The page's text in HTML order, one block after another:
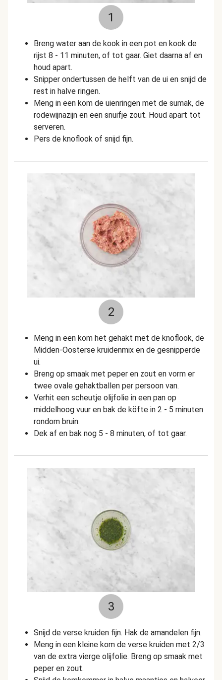
1
Breng water aan de kook in een pot en kook de
rijst 8 - 11 minuten, of tot gaar. Giet daarna af en
houd apart.
Snipper ondertussen de helft van de ui en snijd de
rest in halve ringen.
Meng in een kom de uienringen met de sumak, de
rodewijnazijn en een snuifje zout. Houd apart tot
serveren.
Pers de knoflook of snijd fijn.
2
Meng in een kom het gehakt met de knoflook, de
Midden-Oosterse kruidenmix en de gesnipperde
ui.
Breng op smaak met peper en zout en vorm er
twee ovale gehaktballen per persoon van.
Verhit een scheutje olijfolie in een pan op
middelhoog vuur en bak de köfte in 2 - 5 minuten
rondom bruin.
Dek af en bak nog 5 - 8 minuten, of tot gaar.
3
Snijd de verse kruiden fijn. Hak de amandelen fijn.
Meng in een kleine kom de verse kruiden met 2/3
van de extra vierge olijfolie. Breng op smaak met
peper en zout.